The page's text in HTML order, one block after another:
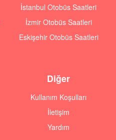
İstanbul Otobüs Saatleri
İzmir Otobüs Saatleri
Eskişehir Otobüs Saatleri
Diğer
Kullanım Koşulları
İletişim
Yardım